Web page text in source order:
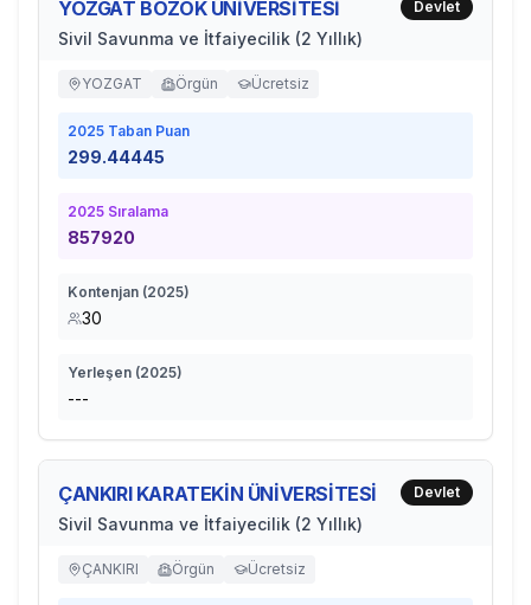
YOZGAT BOZOK ÜNİVERSİTESİ
Sivil Savunma ve İtfaiyecilik (2 Yıllık)
Devlet
YOZGAT Örgün Ücretsiz
2025 Taban Puan
299.44445
2025 Sıralama
857920
Kontenjan (2025)
30
Yerleşen (2025)
---
ÇANKIRI KARATEKİN ÜNİVERSİTESİ
Sivil Savunma ve İtfaiyecilik (2 Yıllık)
Devlet
ÇANKIRI Örgün Ücretsiz